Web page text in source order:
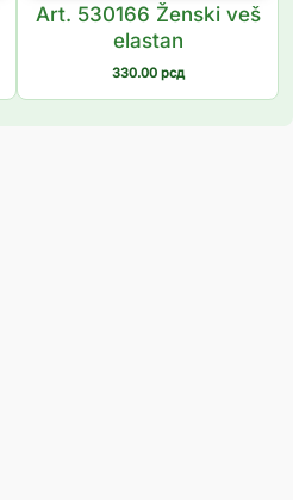
Art. 530166 Ženski veš
elastan
330.00 рсд